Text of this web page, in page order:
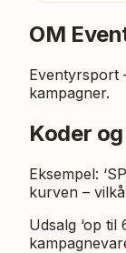
OM
Eventyrsport
kampagner.
Koder
Eksempel:
kurven –
Udsalg ‘op